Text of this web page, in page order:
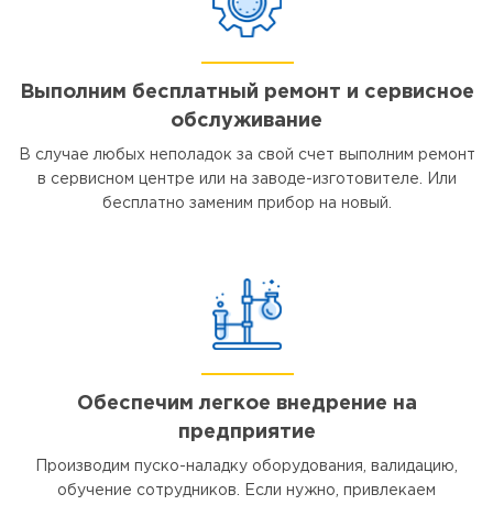
Выполним бесплатный ремонт и сервисное
обслуживание
В случае любых неполадок за свой счет выполним ремонт
в сервисном центре или на заводе-изготовителе. Или
бесплатно заменим прибор на новый.
Обеспечим легкое внедрение на
предприятие
Производим пуско-наладку оборудования, валидацию,
обучение сотрудников. Если нужно, привлекаем